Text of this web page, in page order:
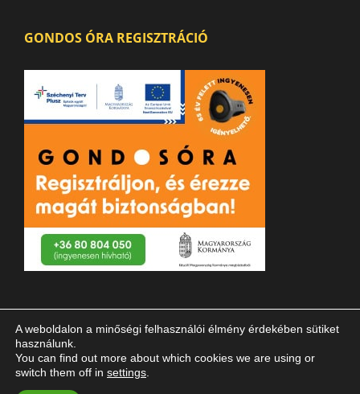
GONDOS ÓRA REGISZTRÁCIÓ
© 2023 Magyar Vakok és Gyengénlátók Országos Szövetsége
A weboldalon a minőségi felhasználói élmény érdekében sütiket
használunk.
You can find out more about which cookies we are using or
switch them off in settings